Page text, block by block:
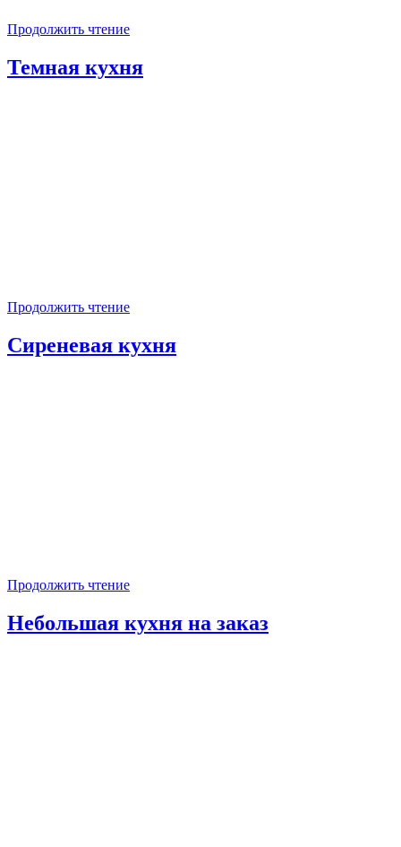
Продолжить чтение
Темная кухня
Продолжить чтение
Сиреневая кухня
Продолжить чтение
Небольшая кухня на заказ